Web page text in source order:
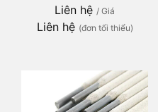
Liên hệ / Giá
Liên hệ (đơn tối thiểu)